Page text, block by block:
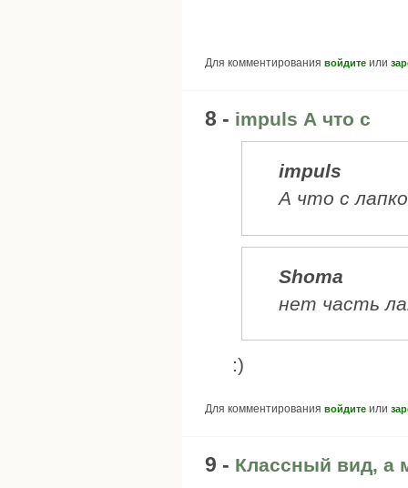
Для комментирования войдите или
8 - impuls А что с
impuls
А что с
Shoma
нет часть
:)
Для комментирования войдите или
9 - Классный вид, а